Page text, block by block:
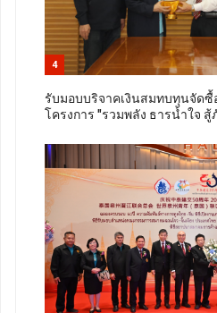
4
รับมอบบริจาคเงินสมทบทุนจัด
โครงการ "รวมพลัง ธารน้ำใจ